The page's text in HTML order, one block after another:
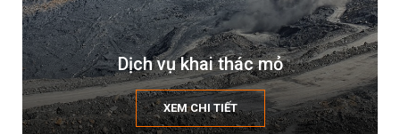
Dịch vụ khai thác mỏ
XEM CHI TIẾT